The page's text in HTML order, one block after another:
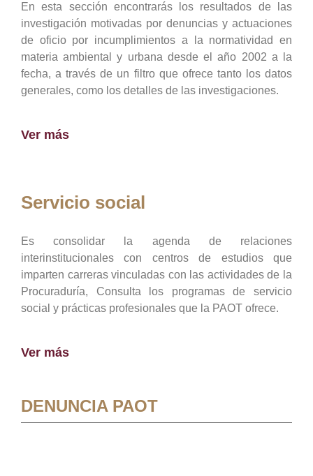
En esta sección encontrarás los resultados de las
investigación motivadas por denuncias y actuaciones
de oficio por incumplimientos a la normatividad en
materia ambiental y urbana desde el año 2002 a la
fecha, a través de un filtro que ofrece tanto los datos
generales, como los detalles de las investigaciones.
Ver más
Servicio social
Es consolidar la agenda de relaciones
interinstitucionales con centros de estudios que
imparten carreras vinculadas con las actividades de la
Procuraduría, Consulta los programas de servicio
social y prácticas profesionales que la PAOT ofrece.
Ver más
DENUNCIA PAOT